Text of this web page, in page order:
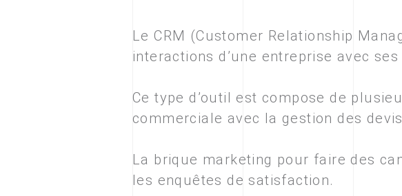
Le CRM (Customer Relationship
interactions d’une entreprise avec
Ce type d’outil est compose de
commerciale avec la gestion des
La brique marketing pour faire des
les enquêtes de satisfaction.